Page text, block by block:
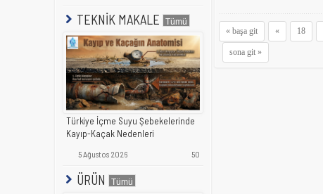
TEKNİK MAKALE
Türkiye İçme Suyu Şebekelerinde
Kayıp-Kaçak Nedenleri
5 Ağustos 2026 50
ÜRÜN
« başa git « 18
sona git »